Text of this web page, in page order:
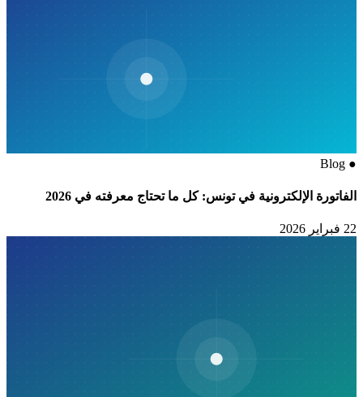
●
Blog
الفاتورة الإلكترونية في تونس: كل ما تحتاج معرفته في 2026
22 فبراير 2026